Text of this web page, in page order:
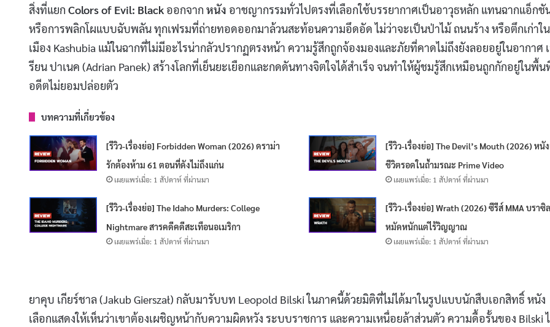
สิ่งที่แยก Colors of Evil: Black ออกจาก หนัง อาชญากรรมทั่วไปตรงที่เลือกใช้บรรยากาศเป็นอาวุธหลัก แทนฉากแอ็กชั
หรือการพลิกโผแบบฉับพลัน ทุกเฟรมที่ถ่ายทอดออกมาล้วนสะท้อนความอึดอัด ไม่ว่าจะเป็นป่าไม้ ถนนร้าง หรือตึกเก่าใน
เมือง Kashubia แม้ในฉากที่ไม่มีอะไรน่ากลัวปรากฏตรงหน้า ความรู้สึกถูกจ้องมองและภัยที่คาดไม่ถึงยังลอยอยู่ในอากาศ
รียน ปาเนค (Adrian Panek) สร้างโลกที่เย็นยะเยือกและกดดันทางจิตใจได้สำเร็จ จนทำให้ผู้ชมรู้สึกเหมือนถูกกักอยู่ในพื้
อดีตไม่ยอมปล่อยตัว
บทความที่เกี่ยวข้อง
[รีวิว-เรื่องย่อ] Forbidden Woman (2026) ดราม่า
รักต้องห้าม 61 ตอนที่ดังไม่ถึงแก่น
เผยแพร่เมื่อ: 1 สัปดาห์ ที่ผ่านมา
[รีวิว-เรื่องย่อ] The Devil’s Mouth (2026) หนัง
ชีวิตรอดในถ้ำมรณะ Prime Video
เผยแพร่เมื่อ: 1 สัปดาห์ ที่ผ่านมา
[รีวิว-เรื่องย่อ] The Idaho Murders: College
Nightmare สารคดีคดีสะเทือนอเมริกา
เผยแพร่เมื่อ: 1 สัปดาห์ ที่ผ่านมา
[รีวิว-เรื่องย่อ] Wrath (2026) ซีรีส์ MMA บราซิล
หมัดหนักแต่ไร้วิญญาณ
เผยแพร่เมื่อ: 1 สัปดาห์ ที่ผ่านมา
ยาคุบ เกียร์ชาล (Jakub Gierszał) กลับมารับบท Leopold Bilski ในภาคนี้ด้วยมิติที่ไม่ได้มาในรูปแบบนักสืบเอกสิทธิ์ หนัง
เลือกแสดงให้เห็นว่าเขาต้องเผชิญหน้ากับความผิดหวัง ระบบราชการ และความเหนื่อยล้าส่วนตัว ความดื้อรั้นของ Bilski